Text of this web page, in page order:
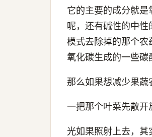
它的主要的成分就
呢，还有碱性的中
模式去除掉的那个
氧化碳生成的一些碳
那么如果想减少果蔬
一把那个叶菜先散开
光如果照射上去，其